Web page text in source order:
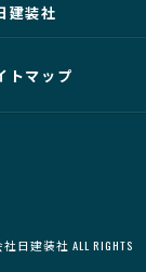
建装社
トマップ
建装社 ALL RIGHTS